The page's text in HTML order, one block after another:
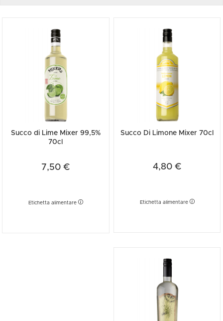
Succo di Lime Mixer 99,5%
70cl
7,50 €
Etichetta alimentare
Succo Di Limone Mixer 70cl
4,80 €
Etichetta alimentare